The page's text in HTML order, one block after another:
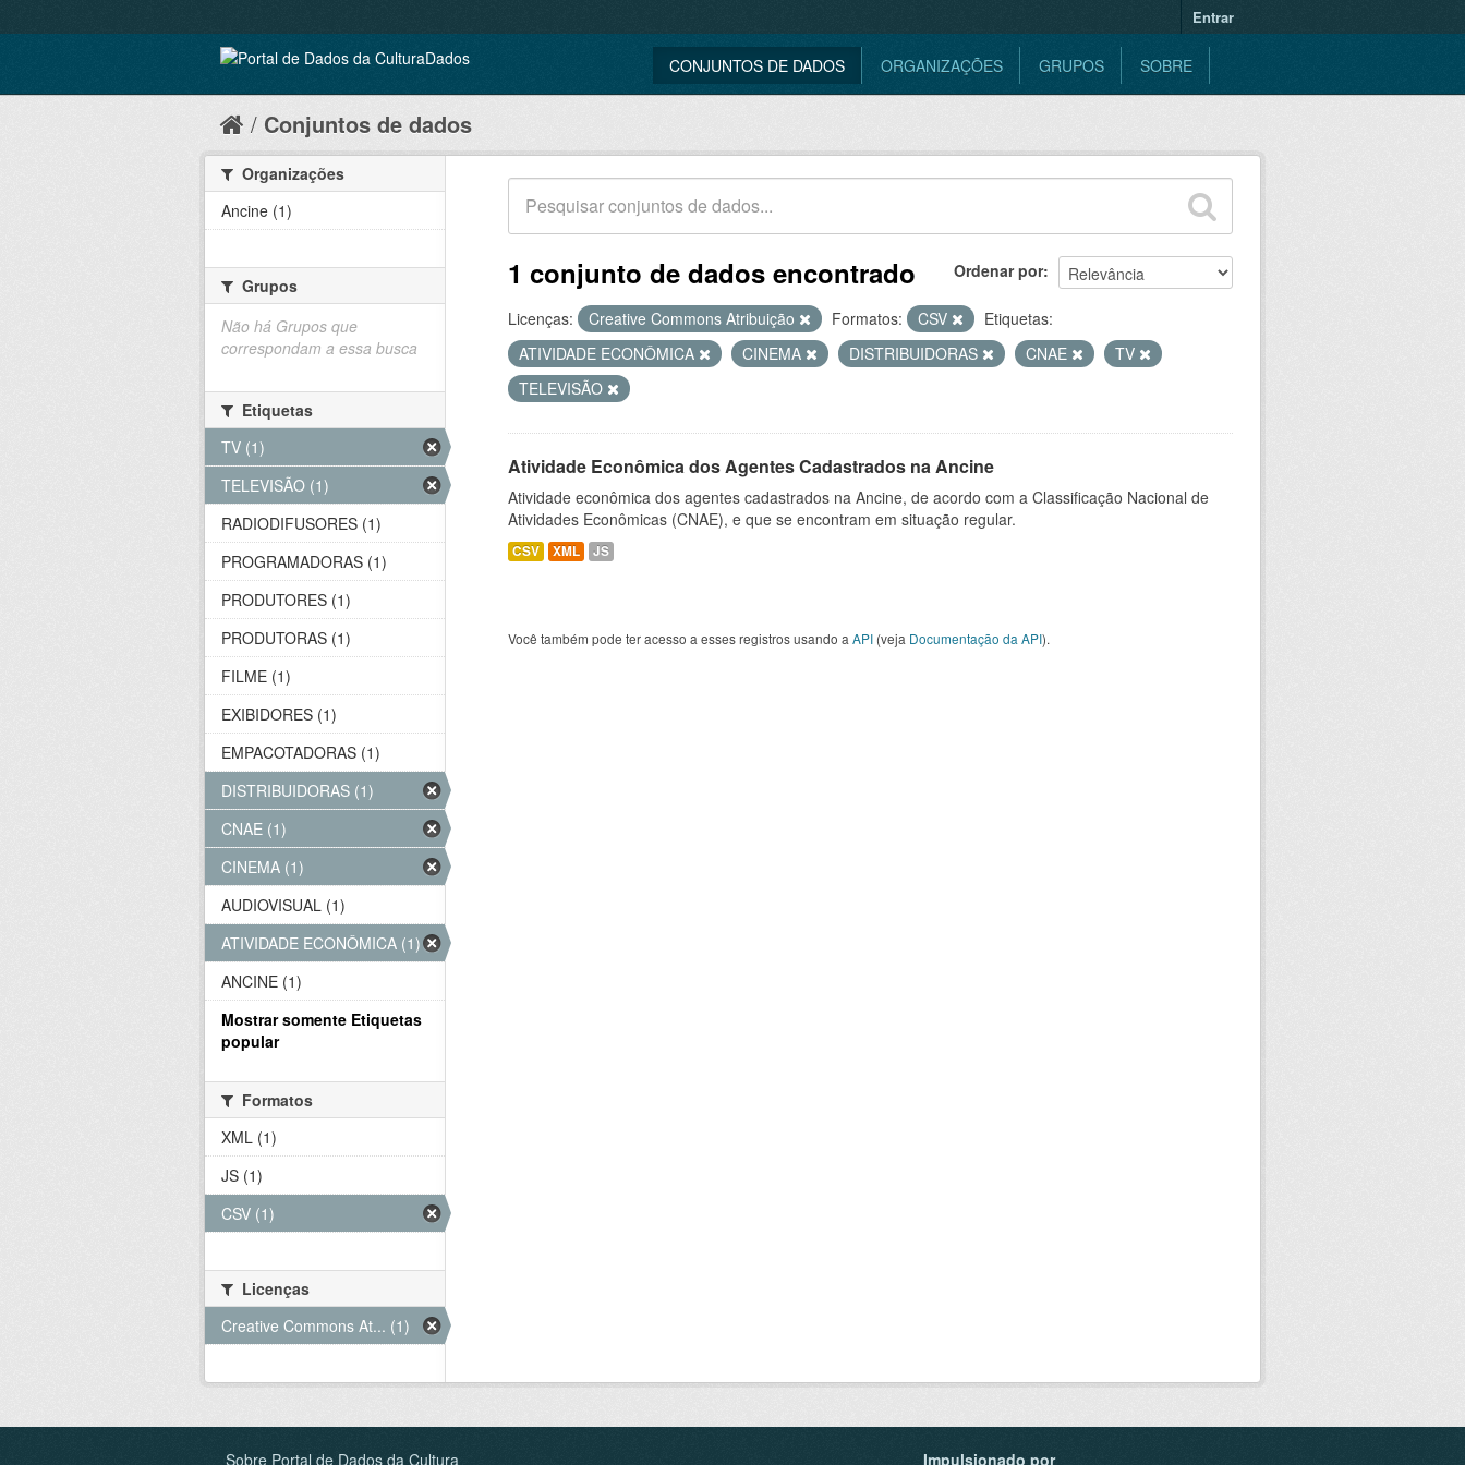
Entrar
CONJUNTOS DE DADOS ORGANIZAÇÕES GRUPOS SOBRE
Conjuntos de dados
Ordenar por
1 conjunto de dados encontrado
Licenças: Creative Commons Atribuição Formatos: CSV
Etiquetas:
ATIVIDADE ECONÔMICA
CINEMA DISTRIBUIDORAS CNAE
TV
TELEVISÃO
Atividade Econômica dos Agentes Cadastrados na Ancine
Atividade econômica dos agentes cadastrados na Ancine, de acordo com a Classificação Nacional de
Atividades Econômicas (CNAE), e que se encontram em situação regular.
CSV XML JS
Você também pode ter acesso a esses registros usando a API (veja Documentação da API).
Organizações
Ancine (1)
Grupos
Não há Grupos que
correspondam a essa busca
Etiquetas
TV (1)
TELEVISÃO (1)
RADIODIFUSORES (1)
PROGRAMADORAS (1)
PRODUTORES (1)
PRODUTORAS (1)
FILME (1)
EXIBIDORES (1)
EMPACOTADORAS (1)
DISTRIBUIDORAS (1)
CNAE (1)
CINEMA (1)
AUDIOVISUAL (1)
ATIVIDADE ECONÔMICA (1)
ANCINE (1)
Mostrar somente Etiquetas
popular
Formatos
XML (1)
JS (1)
CSV (1)
Licenças
Creative Commons At... (1)
Sobre Portal de Dados da Cultura Impulsionado por